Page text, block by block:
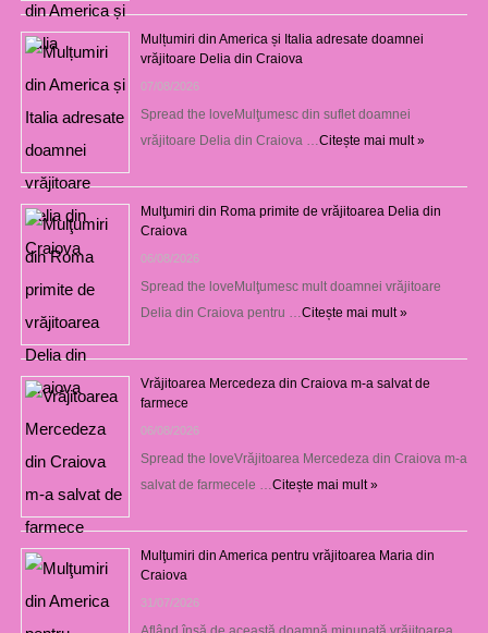
Mulțumiri din America și Italia adresate doamnei
vrăjitoare Delia din Craiova
07/08/2026
Spread the loveMulţumesc din suflet doamnei
vrăjitoare Delia din Craiova …Citește mai mult »
Mulţumiri din Roma primite de vrăjitoarea Delia din
Craiova
06/08/2026
Spread the loveMulţumesc mult doamnei vrăjitoare
Delia din Craiova pentru …Citește mai mult »
Vrăjitoarea Mercedeza din Craiova m-a salvat de
farmece
06/08/2026
Spread the loveVrăjitoarea Mercedeza din Craiova m-a
salvat de farmecele …Citește mai mult »
Mulţumiri din America pentru vrăjitoarea Maria din
Craiova
31/07/2026